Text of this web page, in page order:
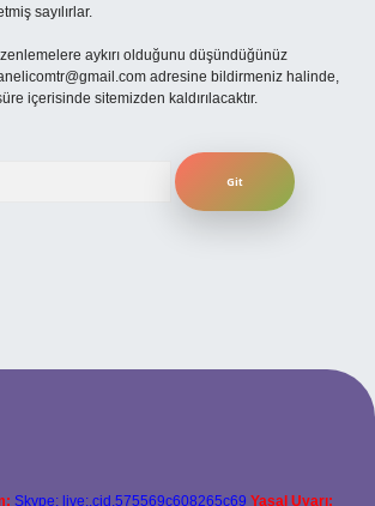
sayılırlar.
aykırı olduğunu düşündüğünüz
adresine bildirmeniz halinde,
içerisinde sitemizden kaldırılacaktır.
Skype: live:.cid.575569c608265c69 Yasal Uyarı: